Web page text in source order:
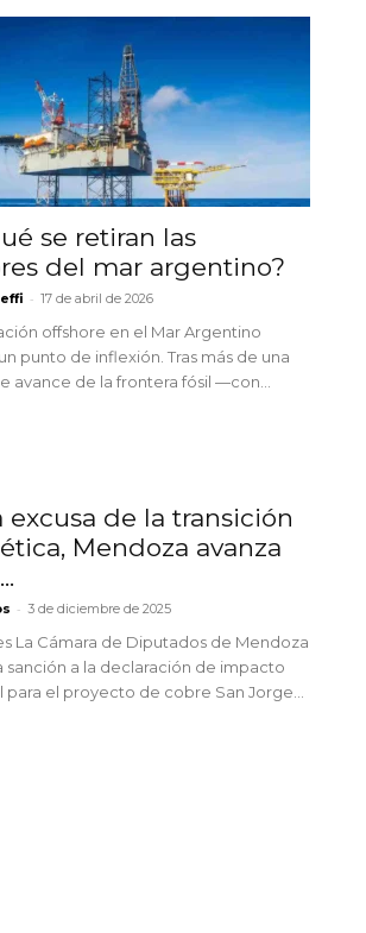
se retiran las
del mar argentino?
- 17 de abril de 2026
offshore en el Mar Argentino
punto de inflexión. Tras más de una
avance de la frontera fósil —con...
excusa de la transición
Mendoza avanza
- 3 de diciembre de 2025
La Cámara de Diputados de Mendoza
sanción a la declaración de impacto
para el proyecto de cobre San Jorge...